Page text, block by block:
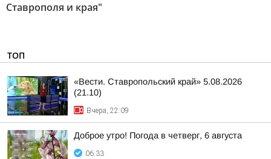
Ставрополя и края"
ТОП
«Вести. Ставропольский край» 5.08.2026
(21.10)
Вчера, 22:09
Доброе утро! Погода в четверг, 6 августа
06:33